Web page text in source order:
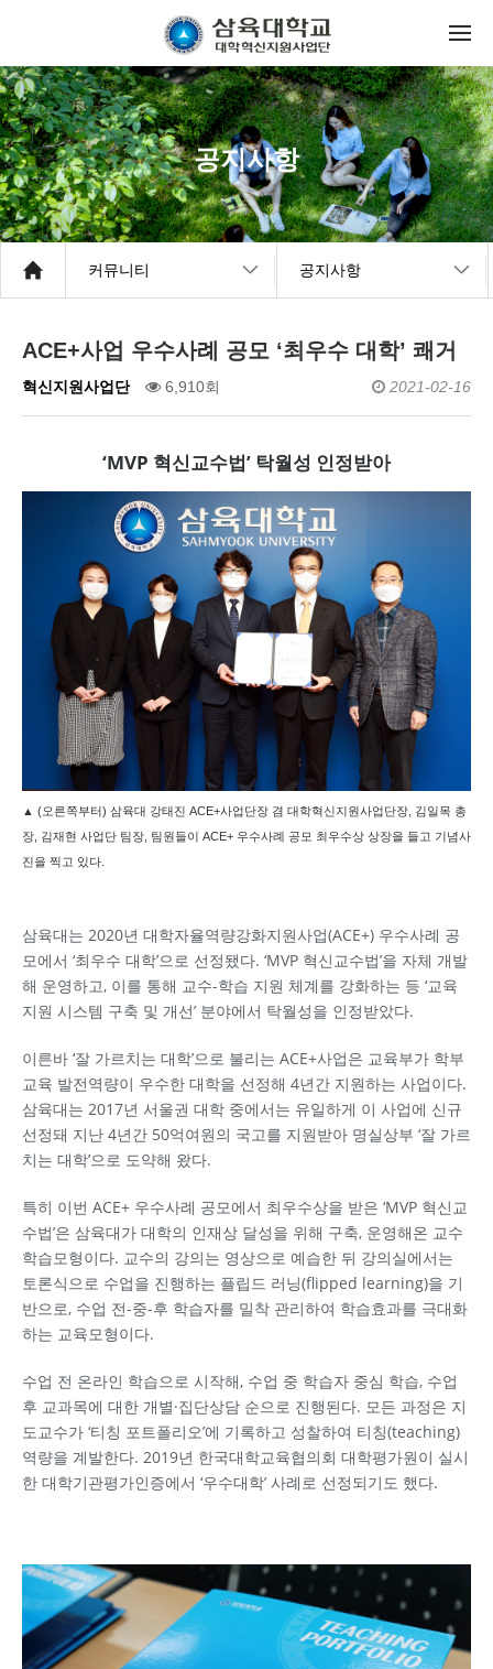
공지사항
커뮤니티 공지사항
ACE+사업 우수사례 공모 ‘최우수 대학’ 쾌거
혁신지원사업단 6,910회 2021-02-16
‘MVP 혁신교수법’ 탁월성 인정받아
▲ (오른쪽부터) 삼육대 강태진 ACE+사업단장 겸 대학혁신지원사업단장, 김일목 총
장, 김재현 사업단 팀장, 팀원들이 ACE+ 우수사례 공모 최우수상 상장을 들고 기념사
진을 찍고 있다.
삼육대는 2020년 대학자율역량강화지원사업(ACE+) 우수사례 공
모에서 ‘최우수 대학’으로 선정됐다. ‘MVP 혁신교수법’을 자체 개발
해 운영하고, 이를 통해 교수-학습 지원 체계를 강화하는 등 ‘교육
지원 시스템 구축 및 개선’ 분야에서 탁월성을 인정받았다.
이른바 ‘잘 가르치는 대학’으로 불리는 ACE+사업은 교육부가 학부
교육 발전역량이 우수한 대학을 선정해 4년간 지원하는 사업이다.
삼육대는 2017년 서울권 대학 중에서는 유일하게 이 사업에 신규
선정돼 지난 4년간 50억여원의 국고를 지원받아 명실상부 ‘잘 가르
치는 대학’으로 도약해 왔다.
특히 이번 ACE+ 우수사례 공모에서 최우수상을 받은 ‘MVP 혁신교
수법’은 삼육대가 대학의 인재상 달성을 위해 구축, 운영해온 교수
학습모형이다. 교수의 강의는 영상으로 예습한 뒤 강의실에서는
토론식으로 수업을 진행하는 플립드 러닝(flipped learning)을 기
반으로, 수업 전-중-후 학습자를 밀착 관리하여 학습효과를 극대화
하는 교육모형이다.
수업 전 온라인 학습으로 시작해, 수업 중 학습자 중심 학습, 수업
후 교과목에 대한 개별·집단상담 순으로 진행된다. 모든 과정은 지
도교수가 ‘티칭 포트폴리오’에 기록하고 성찰하여 티칭(teaching)
역량을 계발한다. 2019년 한국대학교육협의회 대학평가원이 실시
한 대학기관평가인증에서 ‘우수대학’ 사례로 선정되기도 했다.